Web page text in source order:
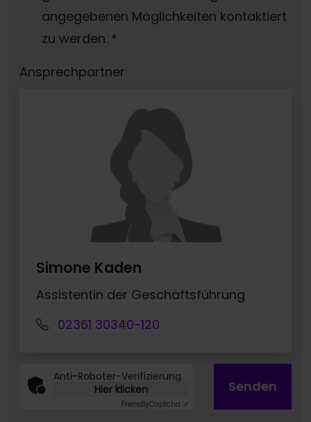
angegebenen Möglichkeiten kontaktiert
zu werden. *
Ansprechpartner
Simone Kaden
Assistentin der Geschäftsführung
02361 30340-120
Anti-Roboter-Verifizierung
Hier klicken
FriendlyCaptcha ⇗
Senden